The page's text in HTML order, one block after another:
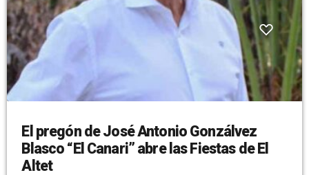
El pregón de José Antonio Gonzálvez
Blasco “El Canari” abre las Fiestas de El
Altet